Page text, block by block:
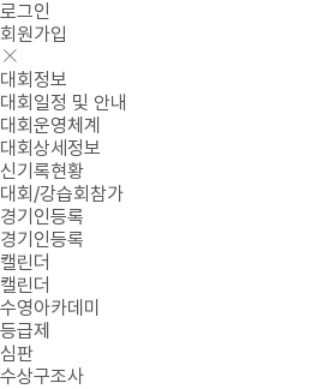
로그인
회원가입
대회정보
대회일정 및 안내
대회운영체계
대회상세정보
신기록현황
대회/강습회참가
경기인등록
경기인등록
캘린더
캘린더
수영아카데미
등급제
심판
수상구조사